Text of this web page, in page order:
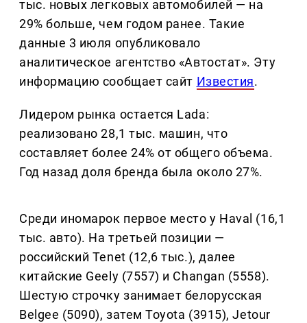
тыс. новых легковых автомобилей — на
29% больше, чем годом ранее. Такие
данные 3 июля опубликовало
аналитическое агентство «Автостат». Эту
информацию сообщает сайт Известия.
Лидером рынка остается Lada:
реализовано 28,1 тыс. машин, что
составляет более 24% от общего объема.
Год назад доля бренда была около 27%.
Среди иномарок первое место у Haval (16,1
тыс. авто). На третьей позиции —
российский Tenet (12,6 тыс.), далее
китайские Geely (7557) и Changan (5558).
Шестую строчку занимает белорусская
Belgee (5090), затем Toyota (3915), Jetour